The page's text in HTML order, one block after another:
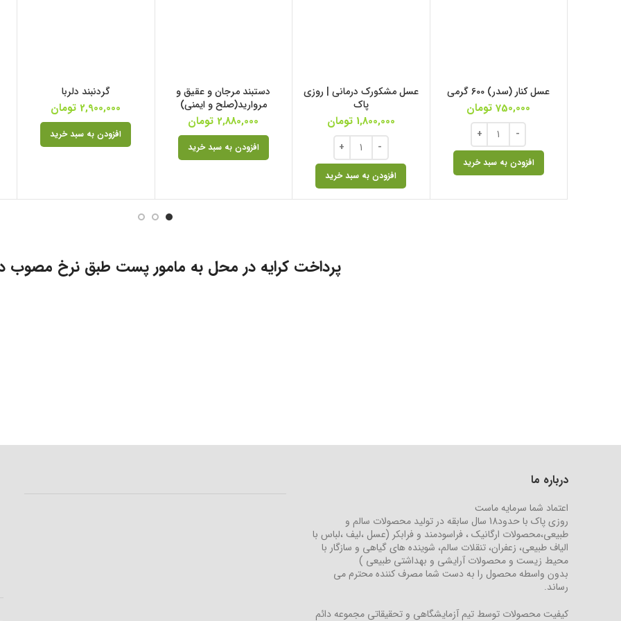
عسل کنار (سدر) 600 گرمی
750,000 تومان
افزودن به سبد خرید
عسل مشکورک درمانی | روزی
پاک
1,800,000 تومان
افزودن به سبد خرید
دستبند مرجان و عقیق و
مروارید(صلح و ایمنی)
2,880,000 تومان
افزودن به سبد خرید
گردنبند دلربا
2,900,000 تومان
افزودن به سبد خرید
پرداخت کرایه در محل به مامور پست طبق نرخ مصوب
درباره ما
اعتماد شما سرمایه ماست
روزی پاک با حدود18 سال سابقه در تولید محصولات سالم و
طبیعی،محصولات ارگانیک ، فراسودمند و فرابکر (عسل ،لیف ،لباس با
الیاف طبیعی، زعفران، تنقلات سالم، شوینده های گیاهی و سازگار با
محیط زیست و محصولات آرایشی و بهداشتی طبیعی )
بدون واسطه محصول را به دست شما مصرف کننده محترم می
رساند.
کیفیت محصولات توسط تیم آزمایشگاهی و تحقیقاتی مجموعه دائم